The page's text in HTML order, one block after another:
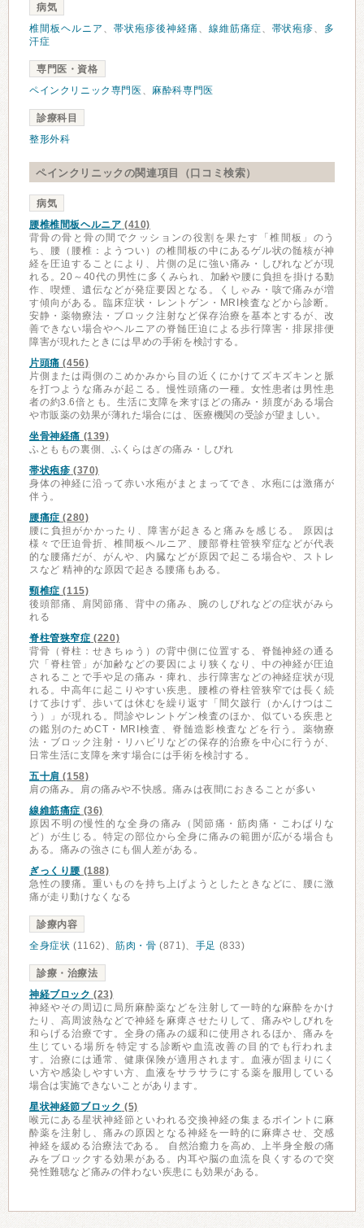
病気
椎間板ヘルニア 、 帯状疱疹後神経痛 、 線維筋痛症、 帯状疱疹、 多
汗症
専門医・資格
ペインクリニック専門医 、 麻酔科専門医
診療科目
整形外科
ペインクリニックの関連項目（口コミ検索）
病気
腰椎椎間板ヘルニア (410)
背骨の骨と骨の間でクッションの役割を果たす「椎間板」のう
ち、腰（腰椎：ようつい）の椎間板の中にあるゲル状の髄核が神
経を圧迫することにより、片側の足に強い痛み・しびれなどが現
れる。20～40代の男性に多くみられ、加齢や腰に負担を掛ける動
作、喫煙、遺伝などが発症要因となる。くしゃみ・咳で痛みが増
す傾向がある。臨床症状・レントゲン・MRI検査などから診断。
安静・薬物療法・ブロック注射など保存治療を基本とするが、改
善できない場合やヘルニアの脊髄圧迫による歩行障害・排尿排便
障害が現れたときには早めの手術を検討する。
片頭痛 (456)
片側または両側のこめかみから目の近くにかけてズキズキンと脈
を打つような痛みが起こる。慢性頭痛の一種。女性患者は男性患
者の約3.6倍とも。生活に支障を来すほどの痛み・頻度がある場合
や市販薬の効果が薄れた場合には、医療機関の受診が望ましい。
坐骨神経痛 (139)
ふとももの裏側、ふくらはぎの痛み・しびれ
帯状疱疹 (370)
身体の神経に沿って赤い水疱がまとまってでき、水疱には激痛が
伴う。
腰痛症 (280)
腰に負担がかかったり、障害が起きると痛みを感じる。 原因は
様々で圧迫骨折、椎間板ヘルニア、腰部脊柱管狭窄症などが代表
的な腰痛だが、がんや、内臓などが原因で起こる場合や、ストレ
スなど 精神的な原因で起きる腰痛もある。
頸椎症 (115)
後頭部痛、肩関節痛、背中の痛み、腕のしびれなどの症状がみら
れる
脊柱管狭窄症 (220)
背骨（脊柱：せきちゅう）の背中側に位置する、脊髄神経の通る
穴「脊柱管」が加齢などの要因により狭くなり、中の神経が圧迫
されることで手や足の痛み・痺れ、歩行障害などの神経症状が現
れる。中高年に起こりやすい疾患。腰椎の脊柱管狭窄では長く続
けて歩けず、歩いては休むを繰り返す「間欠跛行（かんけつはこ
う）」が現れる。問診やレントゲン検査のほか、似ている疾患と
の鑑別のためCT・MRI検査、脊髄造影検査などを行う。薬物療
法・ブロック注射・リハビリなどの保存的治療を中心に行うが、
日常生活に支障を来す場合には手術を検討する。
五十肩 (158)
肩の痛み。肩の痛みや不快感。痛みは夜間におきることが多い
線維筋痛症 (36)
原因不明の慢性的な全身の痛み（関節痛・筋肉痛・こわばりな
ど）が生じる。特定の部位から全身に痛みの範囲が広がる場合も
ある。痛みの強さにも個人差がある。
ぎっくり腰 (188)
急性の腰痛。重いものを持ち上げようとしたときなどに、腰に激
痛が走り動けなくなる
診療内容
全身症状 (1162)、筋肉・骨 (871)、 手足 (833)
診療・治療法
神経ブロック (23)
神経やその周辺に局所麻酔薬などを注射して一時的な麻酔をかけ
たり、高周波熱などで神経を麻痺させたりして、痛みやしびれを
和らげる治療です。全身の痛みの緩和に使用されるほか、痛みを
生じている場所を特定する診断や血流改善の目的でも行われま
す。治療には通常、健康保険が適用されます。血液が固まりにく
い方や感染しやすい方、血液をサラサラにする薬を服用している
場合は実施できないことがあります。
星状神経節ブロック (5)
喉元にある星状神経節といわれる交換神経の集まるポイントに麻
酔薬を注射し、痛みの原因となる神経を一時的に麻痺させ、交感
神経を緩める治療法である。 自然治癒力を高め、上半身全般の痛
みをブロックする効果がある。内耳や脳の血流を良くするので突
発性難聴など痛みの伴わない疾患にも効果がある。